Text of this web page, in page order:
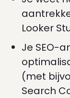
Looker
Je SEO-
(met
Search